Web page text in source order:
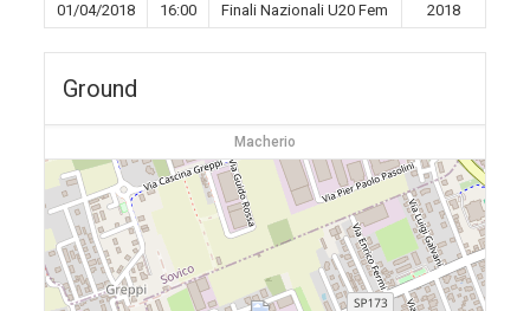
01/04/2018 16:00 Finali Nazionali U20 Fem 2018
Ground
Macherio